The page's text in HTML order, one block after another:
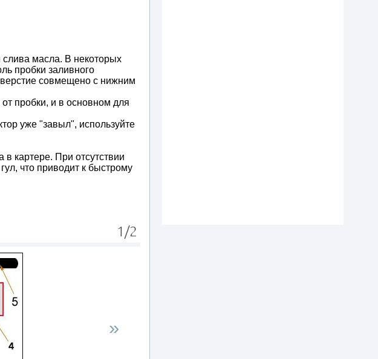
слива масла. В некоторых
пробки заливного
совмещено с нижним
пробки, и в основном для
уже "завыл", используйте
картере. При отсутствии
что приводит к быстрому
1/2
»